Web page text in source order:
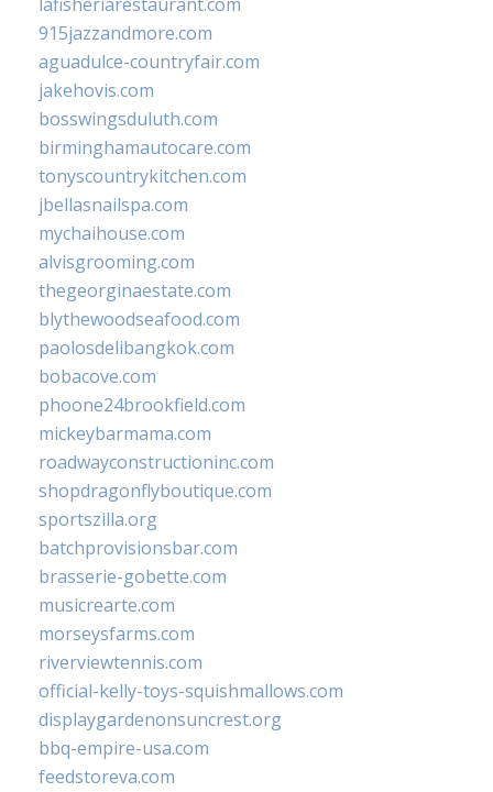
915jazzandmore.com
aguadulce-countryfair.com
jakehovis.com
bosswingsduluth.com
birminghamautocare.com
tonyscountrykitchen.com
jbellasnailspa.com
mychaihouse.com
alvisgrooming.com
thegeorginaestate.com
blythewoodseafood.com
paolosdelibangkok.com
bobacove.com
phoone24brookfield.com
mickeybarmama.com
roadwayconstructioninc.com
shopdragonflyboutique.com
sportszilla.org
batchprovisionsbar.com
brasserie-gobette.com
musicrearte.com
morseysfarms.com
riverviewtennis.com
official-kelly-toys-squishmallows.com
displaygardenonsuncrest.org
bbq-empire-usa.com
feedstoreva.com